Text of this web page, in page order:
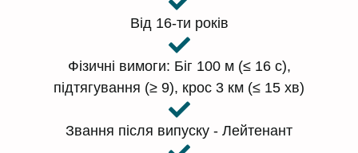
Від 16-ти років
Фізичні вимоги: Біг 100 м (≤ 16 с),
підтягування (≥ 9), крос 3 км (≤ 15 хв)
Звання після випуску - Лейтенант